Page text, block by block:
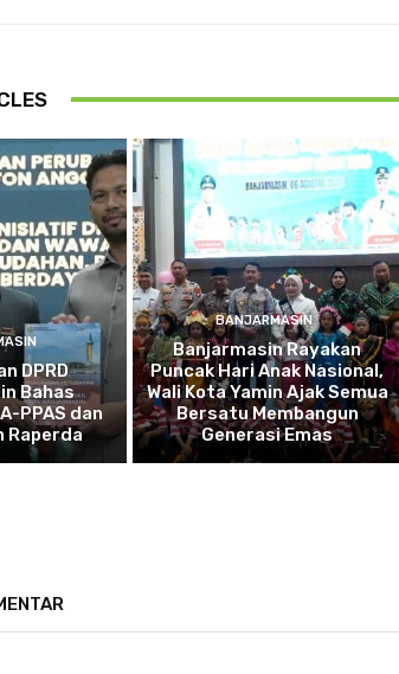
DPRD
Bahas
PPAS dan
Raperda
BANJARMASIN
Banjarmasin Rayakan
Puncak Hari Anak Nasional,
Wali Kota Yamin Ajak Semua
Bersatu Membangun
Generasi Emas